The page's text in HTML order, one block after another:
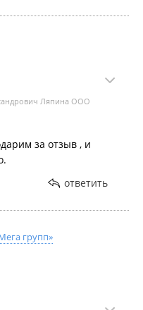
Ляпина ООО
за отзыв , и
ответить
групп»